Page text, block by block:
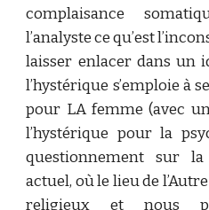
complaisance
l’analyste ce qu’est
laisser enlacer dans un
l’hystérique s’emploie à
pour LA femme (avec
l’hystérique pour la
questionnement sur
actuel, où le lieu de
religieux et nous